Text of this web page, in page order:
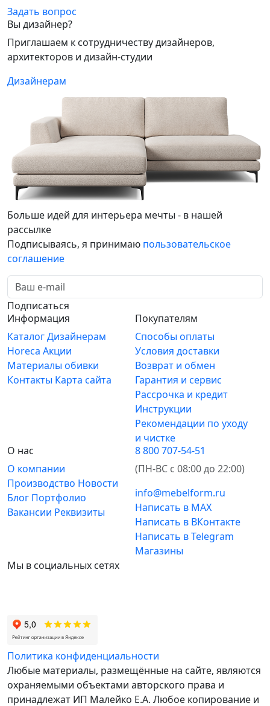
Задать вопрос
Вы дизайнер?
Приглашаем к сотрудничеству дизайнеров,
архитекторов и дизайн-студии
Дизайнерам
Больше идей для интерьера мечты - в нашей
рассылке
Подписываясь, я принимаю пользовательское
соглашение
Подписаться
Информация
КаталогДизайнерам
Horeca Акции
Материалы обивки
Контакты Карта сайта
Покупателям
Способы оплаты
Условия доставки
Возврат и обмен
Гарантия и сервис
Рассрочка и кредит
Инструкции
Рекомендации по уходу
и чистке
О нас
О компании
Производство Новости
Блог Портфолио
Вакансии Реквизиты
8 800 707-54-51
(ПН-ВС с 08:00 до 22:00)
info@mebelform.ru
Написать в MAX
Написать в ВКонтакте
Написать в Telegram
Магазины
Мы в социальных сетях
Политика конфиденциальности
Любые материалы, размещённые на сайте, являются
охраняемыми объектами авторского права и
принадлежат ИП Малейко E.А. Любое копирование и